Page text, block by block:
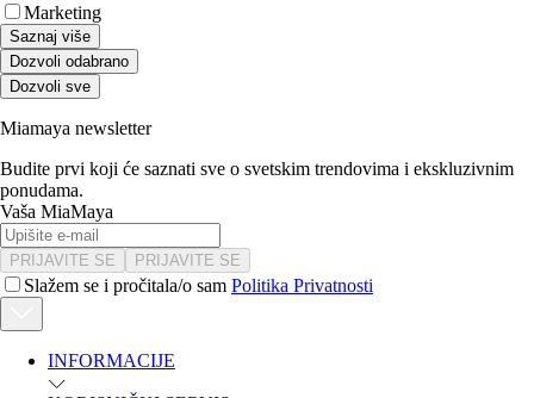
Marketing
Saznaj više
Dozvoli odabrano
Dozvoli sve
Miamaya newsletter
Budite prvi koji će saznati sve o svetskim trendovima i ekskluzivnim
ponudama.
Vaša MiaMaya
PRIJAVITE SE PRIJAVITE SE
Slažem se i pročitala/o sam Politika Privatnosti
INFORMACIJE